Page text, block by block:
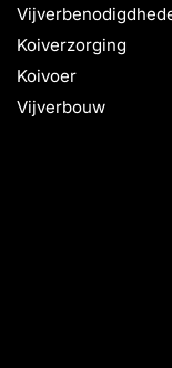
Koiverzorging
Koivoer
Vijverbouw